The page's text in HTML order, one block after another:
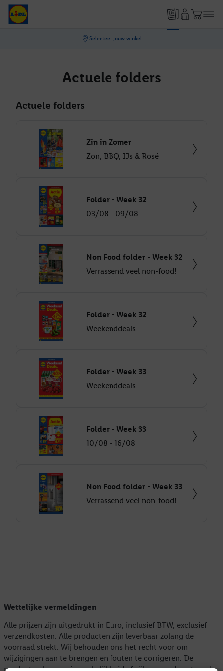
Actuele folders
Actuele folders
Zin in Zomer
Zon, BBQ, IJs & Rosé
Folder - Week 32
03/08 - 09/08
Non Food folder - Week 32
Verrassend veel non-food!
Folder - Week 32
Weekenddeals
Folder - Week 33
Weekenddeals
Folder - Week 33
10/08 - 16/08
Non Food folder - Week 33
Verrassend veel non-food!
Wettelijke vermeldingen
Alle prijzen zijn uitgedrukt in Euro, inclusief BTW, exclusief
verzendkosten. Alle producten zijn leverbaar zolang de
voorraad strekt. Wij behouden ons het recht voor om
wijzigingen aan te brengen en fouten te corrigeren. De
producten kunnen in werkelijkheid afwijken van de getoonde